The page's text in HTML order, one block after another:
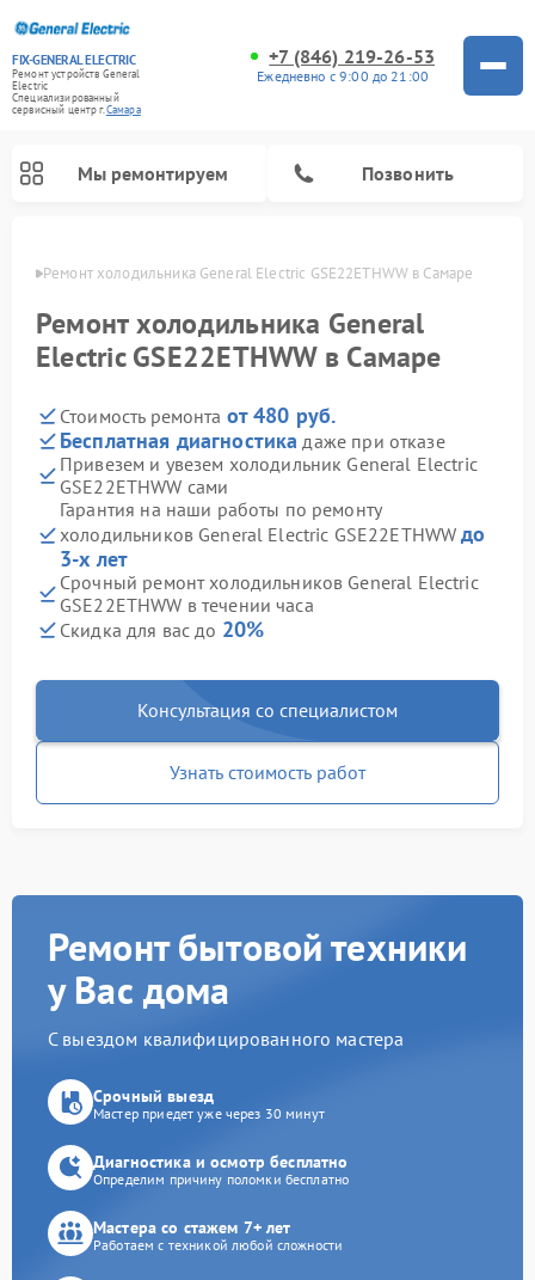
FIX-GENERAL ELECTRIC
Ремонт устройств General
Electric
Специализированный
cервисный центр г.Самара
+7 (846) 219-26-53
Ежедневно с 9:00 до 21:00
Мы ремонтируем Позвонить
Ремонт холодильника General Electric GSE22ETHWW в Самаре
Ремонт холодильника General
Electric GSE22ETHWW в Самаре
Стоимость ремонта от 480 руб.
Бесплатная диагностика даже при отказе
Привезем и увезем холодильник General Electric
GSE22ETHWW сами
Гарантия на наши работы по ремонту
холодильников General Electric GSE22ETHWWдо
3-х лет
Срочный ремонт холодильников General Electric
GSE22ETHWW в течении часа
Скидка для вас до 20%
Консультация со специалистом
Узнать стоимость работ
Ремонт бытовой техники
у Вас дома
С выездом квалифицированного мастера
Срочный выезд
Мастер приедет уже через 30 минут
Диагностика и осмотр бесплатно
Определим причину поломки бесплатно
Мастера со стажем 7+ лет
Работаем с техникой любой сложности